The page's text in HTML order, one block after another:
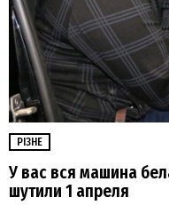
РІЗНЕ
У вас вся машина
шутили 1 апреля